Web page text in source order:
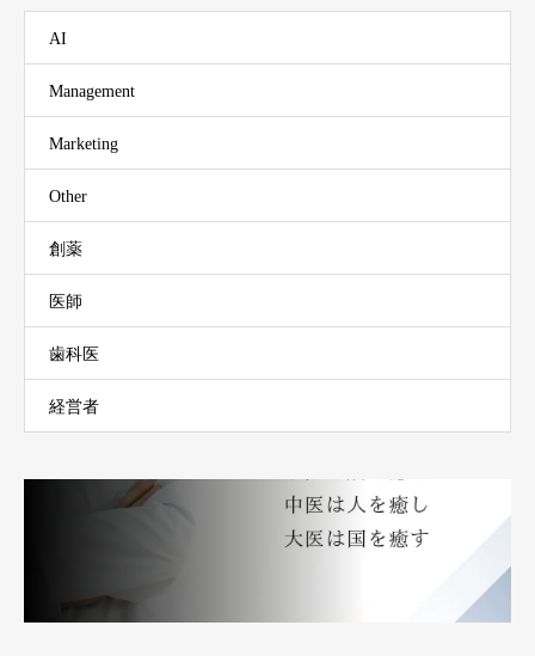
AI
Management
Marketing
Other
創薬
医師
歯科医
経営者